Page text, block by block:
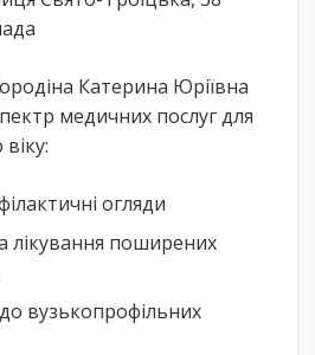
Катерина Юріївна
медичних послуг для
огляди
лікування поширених
вузькопрофільних